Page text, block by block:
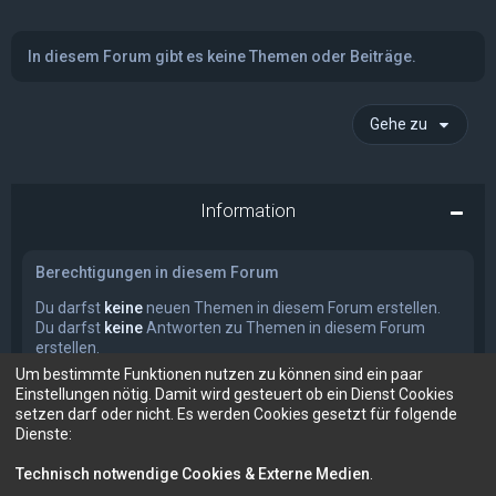
In diesem Forum gibt es keine Themen oder Beiträge.
Gehe zu
Information
Berechtigungen in diesem Forum
Du darfst keineneuen Themen in diesem Forum erstellen.
Du darfst keineAntworten zu Themen in diesem Forum
erstellen.
Du darfst deine Beiträge in diesem Forumnicht ändern.
Du darfst deine Beiträge in diesem Forum nichtlöschen.
Du darfstkeineDateianhänge in diesem Forum erstellen.
Um bestimmte Funktionen nutzen zu können sind ein paar
Einstellungen nötig. Damit wird gesteuert ob ein Dienst Cookies
setzen darf oder nicht. Es werden Cookies gesetzt für folgende
Dienste:
Technisch notwendige Cookies & Externe Medien